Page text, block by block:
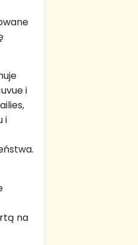
i
i
na